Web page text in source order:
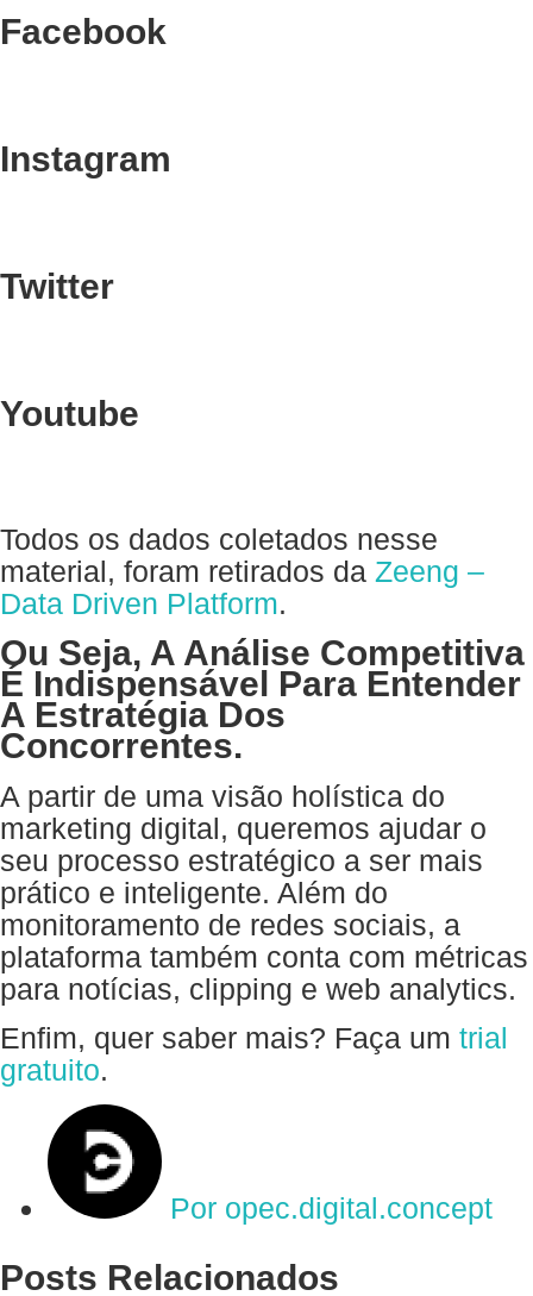
Facebook
Instagram
Twitter
Youtube
Todos os dados coletados nesse
material, foram retirados da Zeeng –
Data Driven Platform.
Ou Seja, A Análise Competitiva
É Indispensável Para Entender
A Estratégia Dos
Concorrentes.
A partir de uma visão holística do
marketing digital, queremos ajudar o
seu processo estratégico a ser mais
prático e inteligente. Além do
monitoramento de redes sociais, a
plataforma também conta com métricas
para notícias, clipping e web analytics.
Enfim, quer saber mais? Faça um trial
gratuito.
Por opec.digital.concept
Posts Relacionados